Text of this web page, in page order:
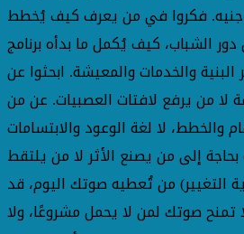
جنيه. فكروا في من يعرف كيف يُخطط
الشباب، كيف يُكمل ما بدأه برنامج
والخدمات والمعيشة. ابحثوا عن
لا من يرفع لافتات العصبيات. عن من
والخطط، لا لغة الوعود والابتسامات
إلى من يصنع الأثر لا من يلتقط
التغيير) من تُعطيه صوتك اليوم، قد
تمنح صوتك لمن لا يحمل مشروعًا، ولا